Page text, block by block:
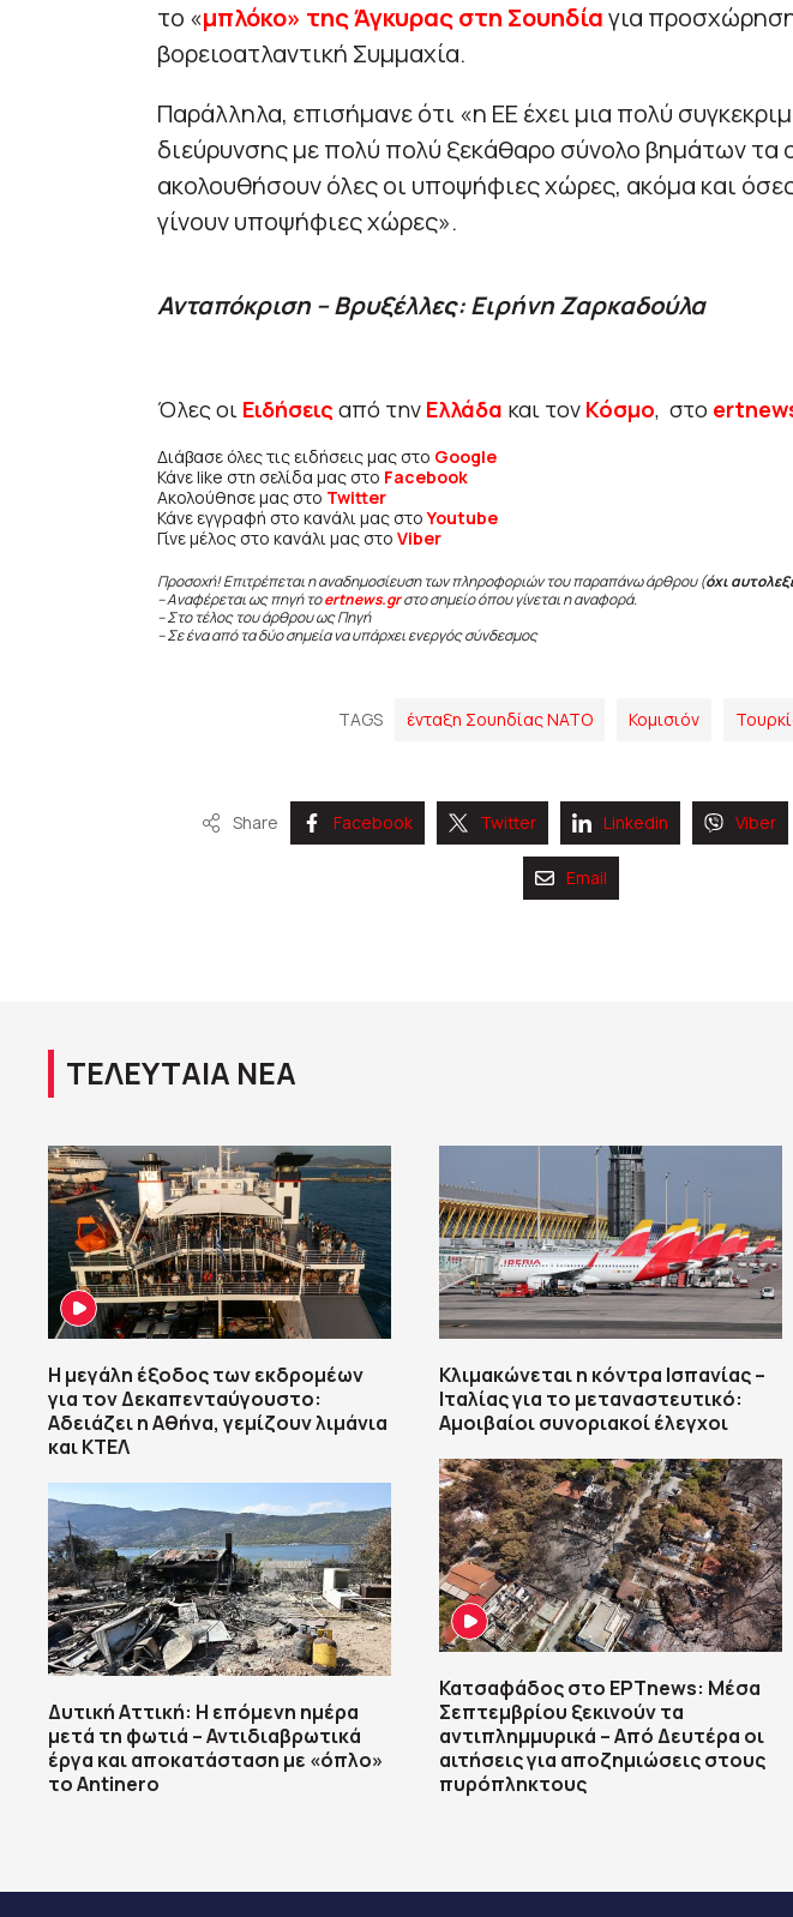
το «μπλόκο» της Άγκυρας στη Σουηδίαγια
βορειοατλαντική Συμμαχία.
Παράλληλα, επισήμανε ότι «η ΕΕ έχει μια πολύ
διεύρυνσης με πολύ πολύ ξεκάθαρο σύνολο βημάτων τα
ακολουθήσουν όλες οι υποψήφιες χώρες, ακόμα και
γίνουν υποψήφιες χώρες».
Ανταπόκριση – Βρυξέλλες: Ειρήνη Ζαρκαδούλα
Όλες οι Ειδήσεις από την Ελλάδα και τον Κόσμο, στο
Διάβασε όλες τις ειδήσεις μας στο Google
Κάνε like στη σελίδα μας στο Facebook
Ακολούθησε μας στο Twitter
Κάνε εγγραφή στο κανάλι μας στοYoutube
Γίνε μέλος στο κανάλι μας στο Viber
Προσοχή! Επιτρέπεται η αναδημοσίευση των πληροφοριών του παραπάνω άρθρου (όχι
– Αναφέρεται ως πηγή τοertnews.gr στο σημείο όπου γίνεται η αναφορά.
– Στο τέλος του άρθρου ως Πηγή
– Σε ένα από τα δύο σημεία να υπάρχει ενεργός σύνδεσμος
TAGS ένταξη Σουηδίας ΝΑΤΟ Κομισιόν
Share Facebook Twitter Linkedin Viber
Email
ΤΕΛΕΥΤΑΙΑ ΝΕΑ
Η μεγάλη έξοδος των εκδρομέων
για τον Δεκαπενταύγουστο:
Αδειάζει η Αθήνα, γεμίζουν λιμάνια
και ΚΤΕΛ
Δυτική Αττική: Η επόμενη ημέρα
μετά τη φωτιά – Αντιδιαβρωτικά
έργα και αποκατάσταση με «όπλο»
το Antinero
Κλιμακώνεται η κόντρα Ισπανίας –
Ιταλίας για το μεταναστευτικό:
Αμοιβαίοι συνοριακοί έλεγχοι
Κατσαφάδος στο ΕΡΤnews: Μέσα
Σεπτεμβρίου ξεκινούν τα
αντιπλημμυρικά – Από Δευτέρα οι
αιτήσεις για αποζημιώσεις στους
πυρόπληκτους